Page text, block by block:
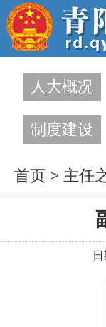
人大概况
制度建设
首页 > 主任